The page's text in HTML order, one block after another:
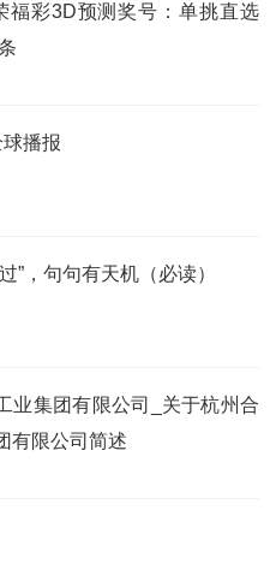
福彩3D预测奖号：单挑直选
播报
”，句句有天机（必读）
业集团有限公司_关于杭州合
有限公司简述